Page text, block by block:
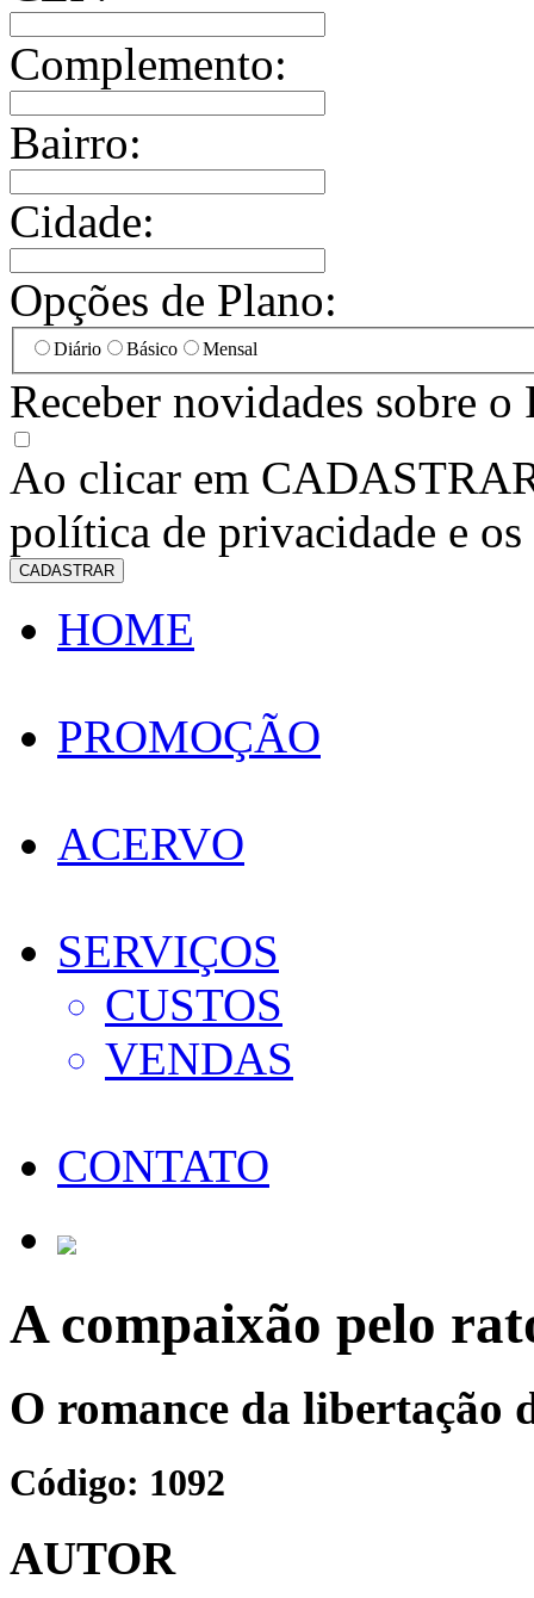
Complemento:
Bairro:
Cidade:
Opções de Plano:
Diário Básico Mensal
Receber novidades sobre
Ao clicar em
política de privacidade e os
CADASTRAR
HOME
PROMOÇÃO
ACERVO
SERVIÇOS
CUSTOS
VENDAS
CONTATO
A compaixão pelo
O romance da libertação
Código: 1092
AUTOR